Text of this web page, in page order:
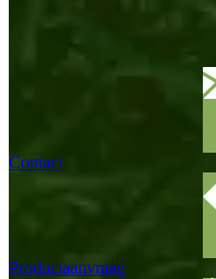
Contact
Productaanvraag